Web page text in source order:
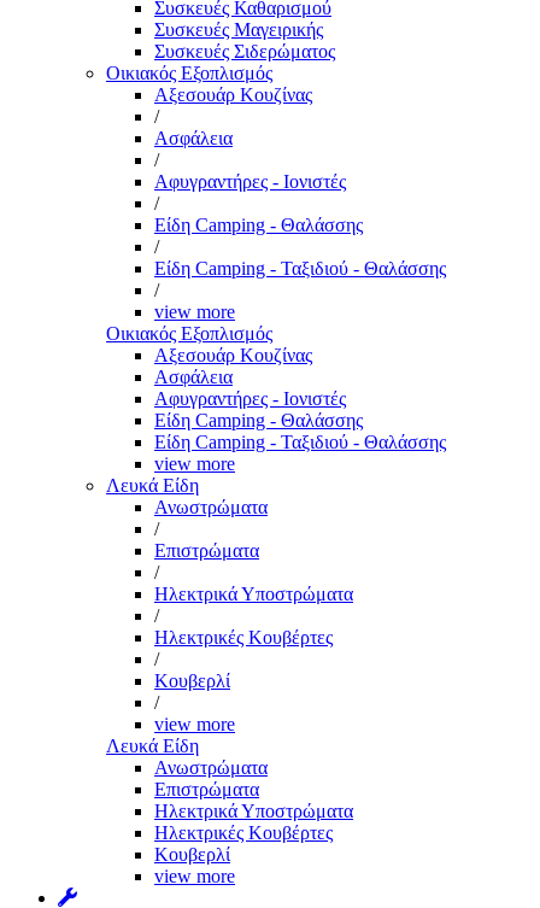
Συσκευές Καθαρισμού
Συσκευές Μαγειρικής
Συσκευές Σιδερώματος
Οικιακός Εξοπλισμός
Αξεσουάρ Κουζίνας
/
Ασφάλεια
/
Αφυγραντήρες - Ιονιστές
/
Είδη Camping - Θαλάσσης
/
Είδη Camping - Ταξιδιού - Θαλάσσης
/
view more
Οικιακός Εξοπλισμός
Αξεσουάρ Κουζίνας
Ασφάλεια
Αφυγραντήρες - Ιονιστές
Είδη Camping - Θαλάσσης
Είδη Camping - Ταξιδιού - Θαλάσσης
view more
Λευκά Είδη
Ανωστρώματα
/
Επιστρώματα
/
Ηλεκτρικά Υποστρώματα
/
Ηλεκτρικές Κουβέρτες
/
Κουβερλί
/
view more
Λευκά Είδη
Ανωστρώματα
Επιστρώματα
Ηλεκτρικά Υποστρώματα
Ηλεκτρικές Κουβέρτες
Κουβερλί
view more